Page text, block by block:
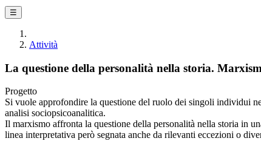
☰
Attività
La questione della personalità nella storia.
Progetto
Si vuole approfondire la questione del ruolo dei singoli individui
analisi sociopsicoanalitica.
Il marxismo affronta la questione della personalità nella storia in
linea interpretativa però segnata anche da rilevanti eccezioni o